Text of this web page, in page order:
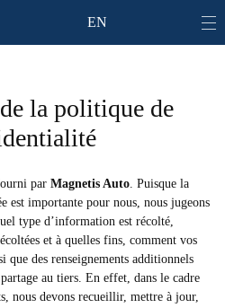
EN
la politique de
par Magnetis Auto. Puisque la
est importante pour nous, nous jugeons
type d’information est récolté,
et à quelles fins, comment vos
que des renseignements additionnels
au tiers. En effet, dans le cadre
nous devons recueillir, mettre à jour,